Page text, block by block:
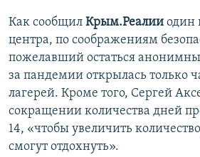
Как сообщил Крым.Реалии один
центра, по соображениям
пожелавший остаться
за пандемии открылась только
лагерей. Кроме того, Сергей
сокращении количества дней
14, «чтобы увеличить
смогут отдохнуть».